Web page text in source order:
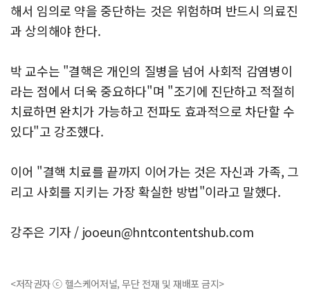
해서 임의로 약을 중단하는 것은 위험하며 반드시 의료진
과 상의해야 한다.
박 교수는 "결핵은 개인의 질병을 넘어 사회적 감염병이
라는 점에서 더욱 중요하다"며 "조기에 진단하고 적절히
치료하면 완치가 가능하고 전파도 효과적으로 차단할 수
있다"고 강조했다.
이어 "결핵 치료를 끝까지 이어가는 것은 자신과 가족, 그
리고 사회를 지키는 가장 확실한 방법"이라고 말했다.
강주은 기자 / jooeun@hntcontentshub.com
<저작권자 ⓒ 헬스케어저널, 무단 전재 및 재배포 금지>